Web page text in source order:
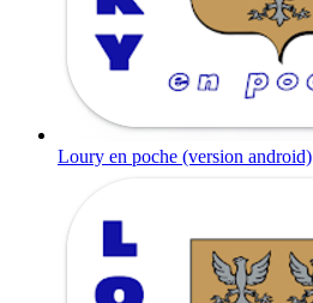
Loury en poche (version android)